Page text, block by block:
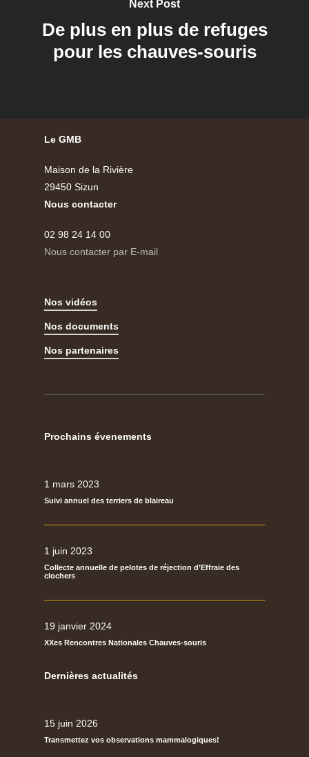
Next Post
De plus en plus de refuges
pour les chauves-souris
Le GMB
Maison de la Rivière
29450 Sizun
Nous contacter
02 98 24 14 00
Nous contacter par E-mail
Nos vidéos
Nos documents
Nos partenaires
Prochains évenements
1 mars 2023
Suivi annuel des terriers de blaireau
1 juin 2023
Collecte annuelle de pelotes de réjection d’Effraie des
clochers
19 janvier 2024
XXes Rencontres Nationales Chauves-souris
Dernières actualités
15 juin 2026
Transmettez vos observations mammalogiques!